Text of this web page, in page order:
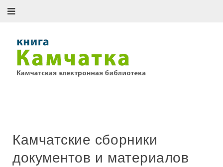
Камчатские сборники
документов и материалов